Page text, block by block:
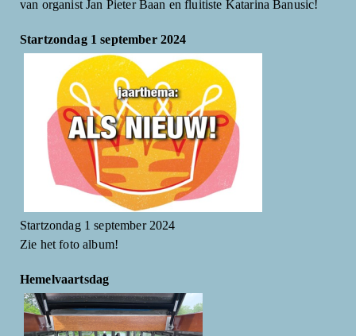
van organist Jan Pieter Baan en fluitiste Katarina Banusic!
Startzondag 1 september 2024
Startzondag 1 september 2024
Zie het foto album!
Hemelvaartsdag